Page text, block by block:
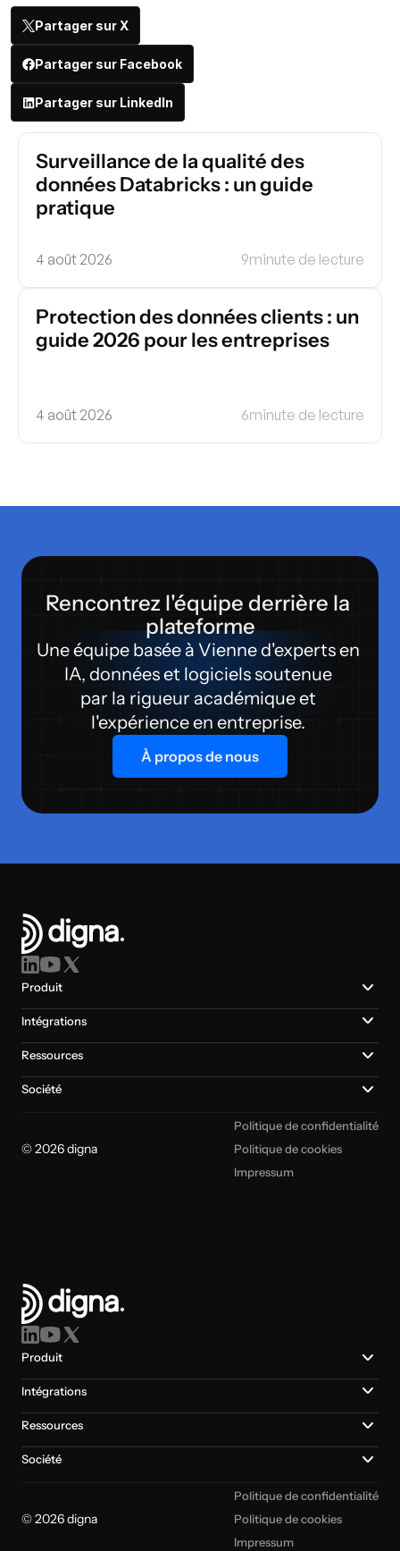
Partager sur X
Partager sur Facebook
Partager sur LinkedIn
Surveillance de la qualité des
données Databricks : un guide
pratique
4 août 2026 9minute de lecture
Protection des données clients : un
guide 2026 pour les entreprises
4 août 2026 6minute de lecture
Rencontrez l'équipe derrière la
plateforme
Une équipe basée à Vienne d'experts en
IA, données et logiciels soutenue
par la rigueur académique et
l'expérience en entreprise.
À propos de nous
Produit
Intégrations
Ressources
Société
© 2026 digna
Politique de confidentialité
Politique de cookies
Impressum
Produit
Intégrations
Ressources
Société
© 2026 digna
Politique de confidentialité
Politique de cookies
Impressum